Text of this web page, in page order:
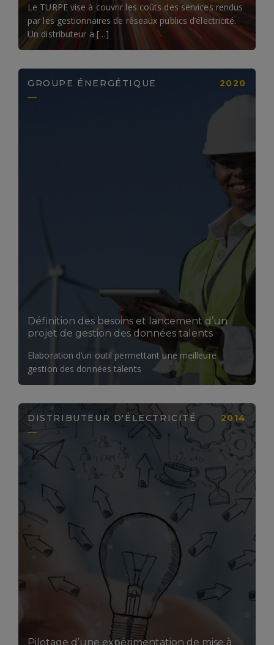
Le TURPE vise à couvrir les coûts des services rendus
par les gestionnaires de réseaux publics d’électricité.
Un distributeur a […]
GROUPE ÉNERGÉTIQUE 2020
Définition des besoins et lancement d’un
projet de gestion des données talents
Elaboration d’un outil permettant une meilleure
gestion des données talents
DISTRIBUTEUR D'ÉLECTRICITÉ 2014
Pilotage d’une expérimentation de mise à
LIRE LA SUITE